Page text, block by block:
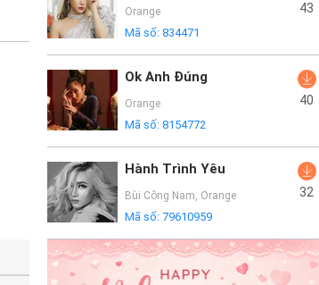
Orange
Mã số:834471
43
Ok Anh Đúng
Orange
Mã số:8154772
40
Hành Trình Yêu
Bùi Công Nam, Orange
Mã số:79610959
32